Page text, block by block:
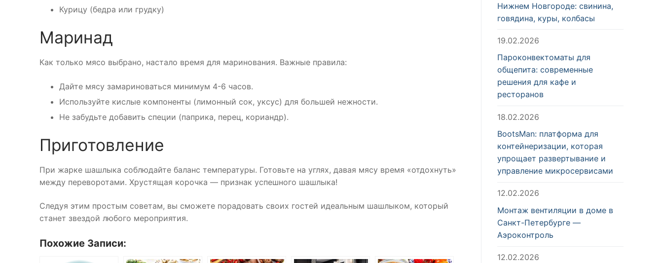
Курицу (бедра или грудку)
Маринад
Как только мясо выбрано, настало время для маринования. Важные правила:
Дайте мясу замариноваться минимум 4-6 часов.
Используйте кислые компоненты (лимонный сок, уксус) для большей нежности.
Не забудьте добавить специи (паприка, перец, кориандр).
Приготовление
При жарке шашлыка соблюдайте баланс температуры. Готовьте на углях, давая мясу время «отдохнуть»
между переворотами. Хрустящая корочка — признак успешного шашлыка!
Следуя этим простым советам, вы сможете порадовать своих гостей идеальным шашлыком, который
станет звездой любого мероприятия.
Похожие Записи:
Нижнем Новгороде: свинина,
говядина, куры, колбасы
19.02.2026
Пароконвектоматы для
общепита: современные
решения для кафе и
ресторанов
18.02.2026
BootsMan: платформа для
контейнеризации, которая
упрощает развертывание и
управление микросервисами
12.02.2026
Монтаж вентиляции в доме в
Санкт-Петербурге —
Аэроконтроль
12.02.2026